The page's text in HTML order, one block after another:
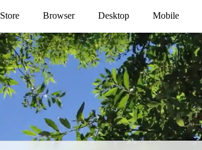
Store Browser Desktop Mobile